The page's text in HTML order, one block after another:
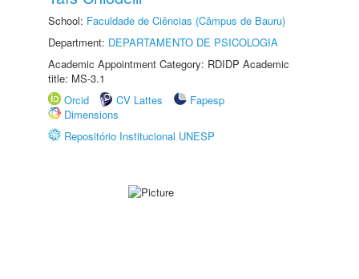
School: Faculdade de Ciências (Câmpus de Bauru)
Department: DEPARTAMENTO DE PSICOLOGIA
Academic Appointment Category: RDIDP Academic
title: MS-3.1
Orcid
CV Lattes
Fapesp
Dimensions
Repositório Institucional UNESP